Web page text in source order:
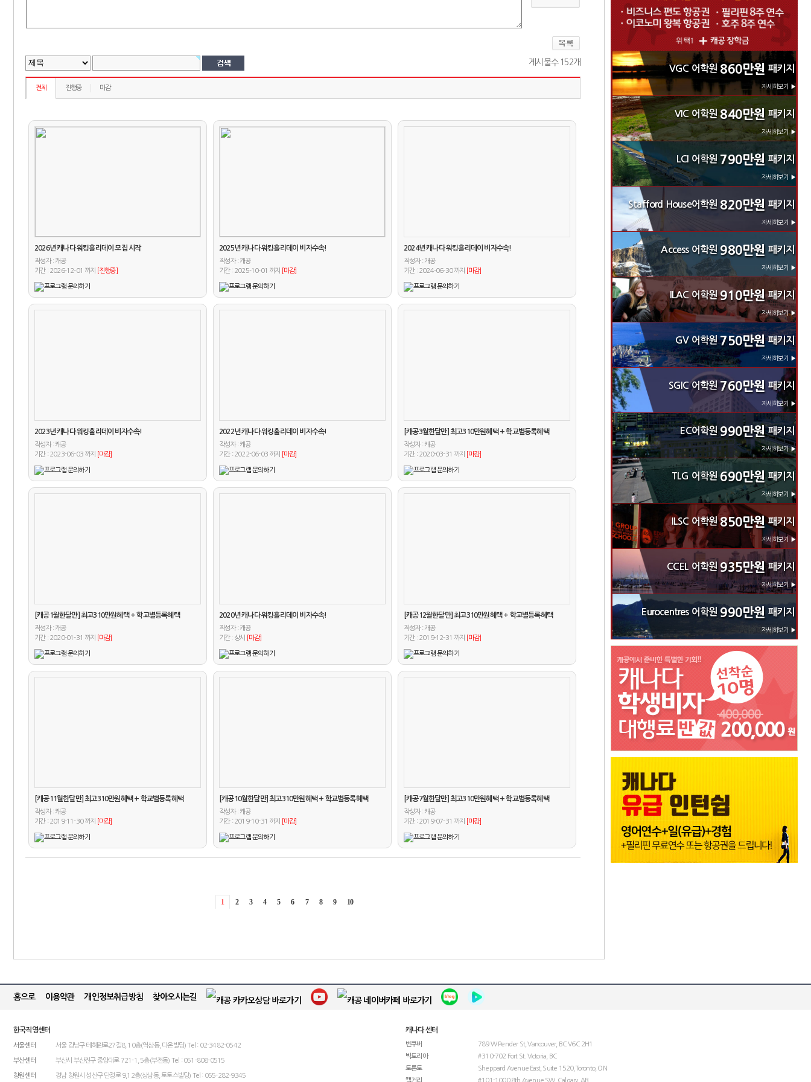
VGC 어학원 860만원 패키지
자세히보기 ▶
VIC 어학원 840만원 패키지
자세히보기 ▶
LCI 어학원 790만원 패키지
자세히보기 ▶
Stafford House어학원 820만원 패키지
자세히보기 ▶
Access 어학원 980만원 패키지
자세히보기 ▶
ILAC 어학원 910만원 패키지
자세히보기 ▶
GV 어학원 750만원 패키지
자세히보기 ▶
SGIC 어학원 760만원 패키지
자세히보기 ▶
EC어학원 990만원 패키지
자세히보기 ▶
TLG 어학원 690만원 패키지
자세히보기 ▶
ILSC 어학원 850만원 패키지
자세히보기 ▶
CCEL 어학원 935만원 패키지
자세히보기 ▶
Eurocentres 어학원 990만원 패키지
자세히보기 ▶
게시물수 152개
전체 진행중 마감
2026년 캐나다 워킹홀리데이 모집 시작
작성자 : 캐공
기간 : 2026-12-01 까지
[진행중]
2025년 캐나다 워킹홀리데이 비자수속!
작성자 : 캐공
기간 : 2025-10-01 까지
[마감]
2024년 캐나다 워킹홀리데이 비자수속!
작성자 : 캐공
기간 : 2024-06-30 까지
[마감]
2023년 캐나다 워킹홀리데이 비자수속!
작성자 : 캐공
기간 : 2023-06-03 까지
[마감]
2022년 캐나다 워킹홀리데이 비자수속!
작성자 : 캐공
기간 : 2022-06-03 까지
[마감]
[캐공3월한달만] 최고310만원혜택 + 학교별등록혜택
작성자 : 캐공
기간 : 2020-03-31 까지
[마감]
[캐공1월한달만] 최고310만원혜택 + 학교별등록혜택
작성자 : 캐공
기간 : 2020-01-31 까지
[마감]
2020년 캐나다 워킹홀리데이 비자수속!
작성자 : 캐공
기간 : 상시
[마감]
[캐공12월한달만] 최고310만원혜택 + 학교별등록혜택
작성자 : 캐공
기간 : 2019-12-31 까지
[마감]
[캐공11월한달만] 최고310만원혜택 + 학교별등록혜택
작성자 : 캐공
기간 : 2019-11-30 까지
[마감]
[캐공10월한달만] 최고310만원혜택 + 학교별등록혜택
작성자 : 캐공
기간 : 2019-10-31 까지
[마감]
[캐공7월한달만] 최고310만원혜택 + 학교별등록혜택
작성자 : 캐공
기간 : 2019-07-31 까지
[마감]
1 2 3 4 5 6 7 8 9 10
홈으로 이용약관 개인정보취급방침 찾아오시는길
한국직영센터
서울센터 서울 강남구 테헤란로27길8, 10층(역삼동, 다온빌딩) Tel : 02-3482-0542
부산센터 부산시 부산진구 중앙대로 721-1, 5층(부전동) Tel : 051-808-0515
창원센터 경남 창원시 성산구 단정로 9,12층(상남동, 토토스빌딩) Tel : 055-282-9345
캐나다 센터
벤쿠버
789 W Pender St, Vancouver, BC V6C 2H1
빅토리아
#310-702 Fort St. Victoria, BC
토론토
Sheppard Avenue East, Suite 1520,Toronto, ON
캘거리
#101-1000 8th Avenue SW, Calgary, AB